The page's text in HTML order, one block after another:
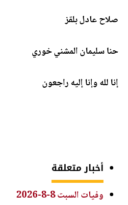
صلاح عادل بلقز
حنا سليمان المشني خوري
إنا لله وإنا إليه راجعون
أخبار متعلقة
وفيات السبت 8-8-2026